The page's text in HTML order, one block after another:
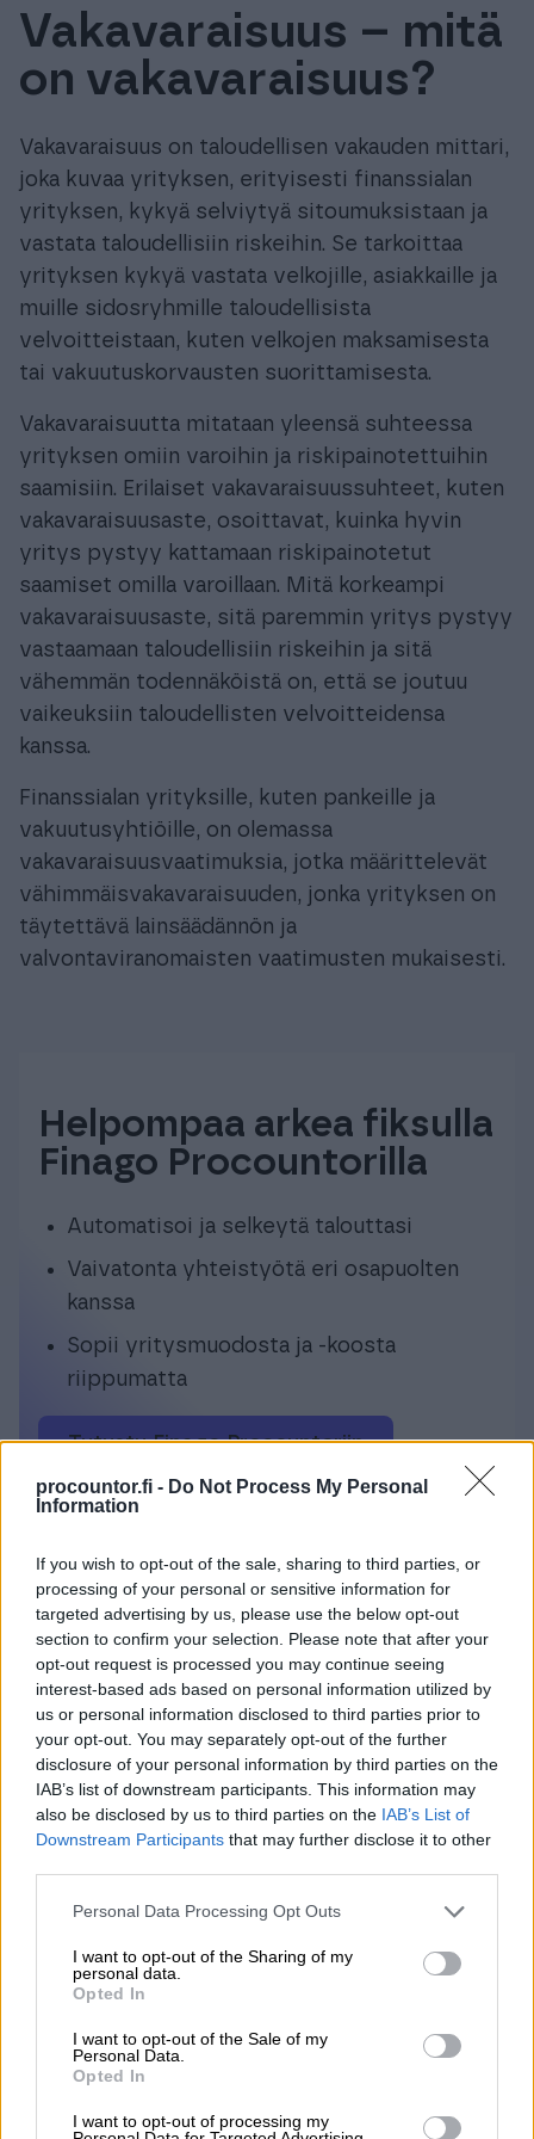
procountor.fi - Do Not Process My Personal
Information
If you wish to opt-out of the sale, sharing to third parties, or
processing of your personal or sensitive information for
targeted advertising by us, please use the below opt-out
section to confirm your selection. Please note that after your
opt-out request is processed you may continue seeing
interest-based ads based on personal information utilized by
us or personal information disclosed to third parties prior to
your opt-out. You may separately opt-out of the further
disclosure of your personal information by third parties on the
IAB’s list of downstream participants. This information may
also be disclosed by us to third parties on the IAB’s List of
Downstream Participants that may further disclose it to other
Please note that this website/app uses one or more Google
not limited to your visit or usage behaviour. You may click to
grant or deny consent to Google and its third-party tags to
use your data for below specified purposes in below Google
consent section.
Personal Data Processing Opt Outs
I want to opt-out of the Sharing of my
personal data.
Opted In
I want to opt-out of the Sale of my
Personal Data.
Opted In
I want to opt-out of processing my
Tuki & Koulutus
Tilaa Procountor
Kokeile maksutta
Kirjaudu
Vakavaraisuus – mitä
on vakavaraisuus?
Vakavaraisuus on taloudellisen vakauden mittari,
joka kuvaa yrityksen, erityisesti finanssialan
yrityksen, kykyä selviytyä sitoumuksistaan ja
vastata taloudellisiin riskeihin. Se tarkoittaa
yrityksen kykyä vastata velkojille, asiakkaille ja
muille sidosryhmille taloudellisista
velvoitteistaan, kuten velkojen maksamisesta
tai vakuutuskorvausten suorittamisesta.
Vakavaraisuutta mitataan yleensä suhteessa
yrityksen omiin varoihin ja riskipainotettuihin
saamisiin. Erilaiset vakavaraisuussuhteet, kuten
vakavaraisuusaste, osoittavat, kuinka hyvin
yritys pystyy kattamaan riskipainotetut
saamiset omilla varoillaan. Mitä korkeampi
vakavaraisuusaste, sitä paremmin yritys pystyy
vastaamaan taloudellisiin riskeihin ja sitä
vähemmän todennäköistä on, että se joutuu
vaikeuksiin taloudellisten velvoitteidensa
kanssa.
Finanssialan yrityksille, kuten pankeille ja
vakuutusyhtiöille, on olemassa
vakavaraisuusvaatimuksia, jotka määrittelevät
vähimmäisvakavaraisuuden, jonka yrityksen on
täytettävä lainsäädännön ja
valvontaviranomaisten vaatimusten mukaisesti.
Helpompaa arkea fiksulla
Finago Procountorilla
Automatisoi ja selkeytä talouttasi
Vaivatonta yhteistyötä eri osapuolten
kanssa
Sopii yritysmuodosta ja -koosta
riippumatta
Tutustu Finago Procountoriin
Yrittäjän taloushallinnon ja
kirjanpidon ohjelmisto
Yksinkertaista taloushallinnon rutiineja ja
käytä aikasi paremmin. Aloitus nyt
maksutta rajoitetun ajan!
Tutustu Procountoriin
Takaisin etusivulle